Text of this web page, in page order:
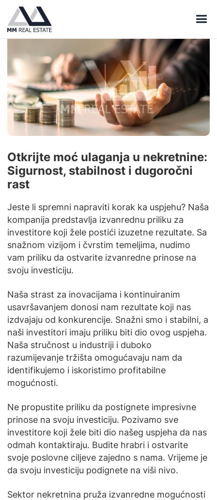
Otkrijte moć ulaganja u nekretnine:
Sigurnost, stabilnost i dugoročni
rast
Jeste li spremni napraviti korak ka uspjehu? Naša
kompanija predstavlja izvanrednu priliku za
investitore koji žele postići izuzetne rezultate. Sa
snažnom vizijom i čvrstim temeljima, nudimo
vam priliku da ostvarite izvanredne prinose na
svoju investiciju.
Naša strast za inovacijama i kontinuiranim
usavršavanjem donosi nam rezultate koji nas
izdvajaju od konkurencije. Snažni smo i stabilni, a
naši investitori imaju priliku biti dio ovog uspjeha.
Naša stručnost u industriji i duboko
razumijevanje tržišta omogućavaju nam da
identifikujemo i iskoristimo profitabilne
mogućnosti.
Ne propustite priliku da postignete impresivne
prinose na svoju investiciju. Pozivamo sve
investitore koji žele biti dio našeg uspjeha da nas
odmah kontaktiraju. Budite hrabri i ostvarite
svoje poslovne ciljeve zajedno s nama. Vrijeme je
da svoju investiciju podignete na viši nivo.
Sektor nekretnina pruža izvanredne mogućnosti